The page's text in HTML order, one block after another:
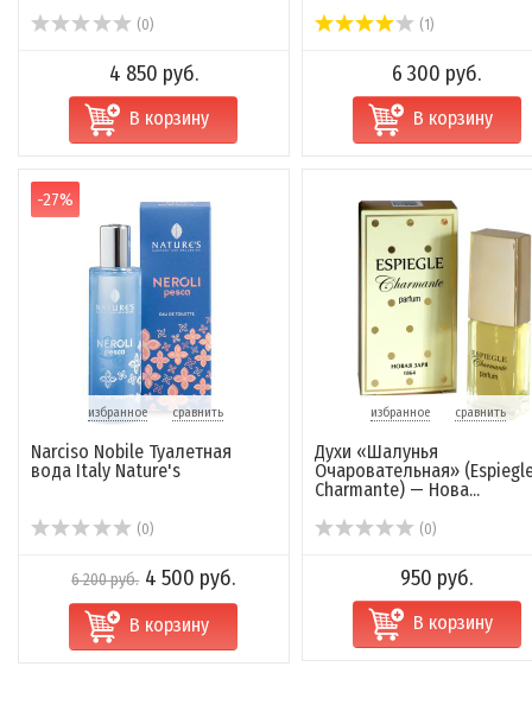
(0)
4 850 руб.
В корзину
(1)
6 300 руб.
В корзину
-27%
избранное сравнить
Narciso Nobile Туалетная
вода Italy Nature's
(0)
6 200 руб. 4 500 руб.
В корзину
избранное сравнить
Духи «Шалунья
Очаровательная»
Charmante) — Нова...
(0)
950 руб.
В корзину